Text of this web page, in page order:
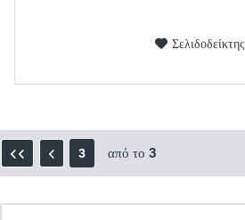
Σελιδοδείκτης
3 από το 3